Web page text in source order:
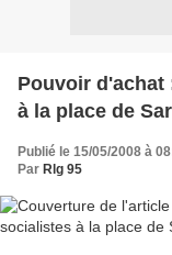
Pouvoir
à la place de
Publié le 15/05/2008 à
Par Rlg 95